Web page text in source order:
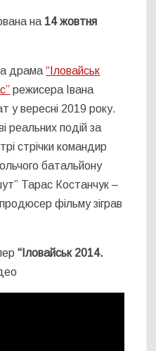
на 14 жовтня
драма“Іловайськ
режисера Івана
у вересні 2019 року.
реальних подій за
стрічки командир
батальйону
Тарас Костанчук –
фільму зіграв
“Іловайськ 2014.